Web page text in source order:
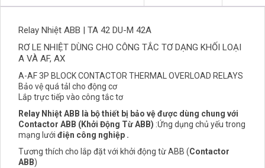
Relay Nhiệt ABB | TA 42 DU-M 42A
RƠ LE NHIỆT DÙNG CHO CÔNG TẮC TƠ DẠNG KHỐI LOẠI
A VÀ AF, AX
A-AF 3P BLOCK CONTACTOR THERMAL OVERLOAD RELAYS
Bảo vệ quá tảI cho động cơ
Lắp trực tiếp vào công tắc tơ
Relay NhiệtABB là bộ thiết bị bảo vệ được dùng chung với
Contactor ABB (Khởi Động Từ ABB) :Ứng dụng chủ yếu trong
mạng lưới điện công nghiệp .
Tương thích cho lắp đặt với khởi động từ ABB (Contactor
ABB)